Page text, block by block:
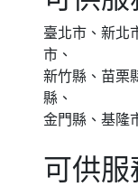
臺北市、新北
市、
新竹縣、苗栗
縣、
金門縣、基隆
可供服